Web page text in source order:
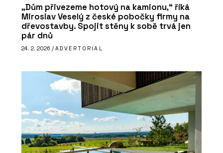
„Dům přivezeme hotový na kamionu,“ říká
Miroslav Veselý z české pobočky firmy na
dřevostavby. Spojit stěny k sobě trvá jen
pár dnů
24. 2. 2026 / ADVERTORIAL